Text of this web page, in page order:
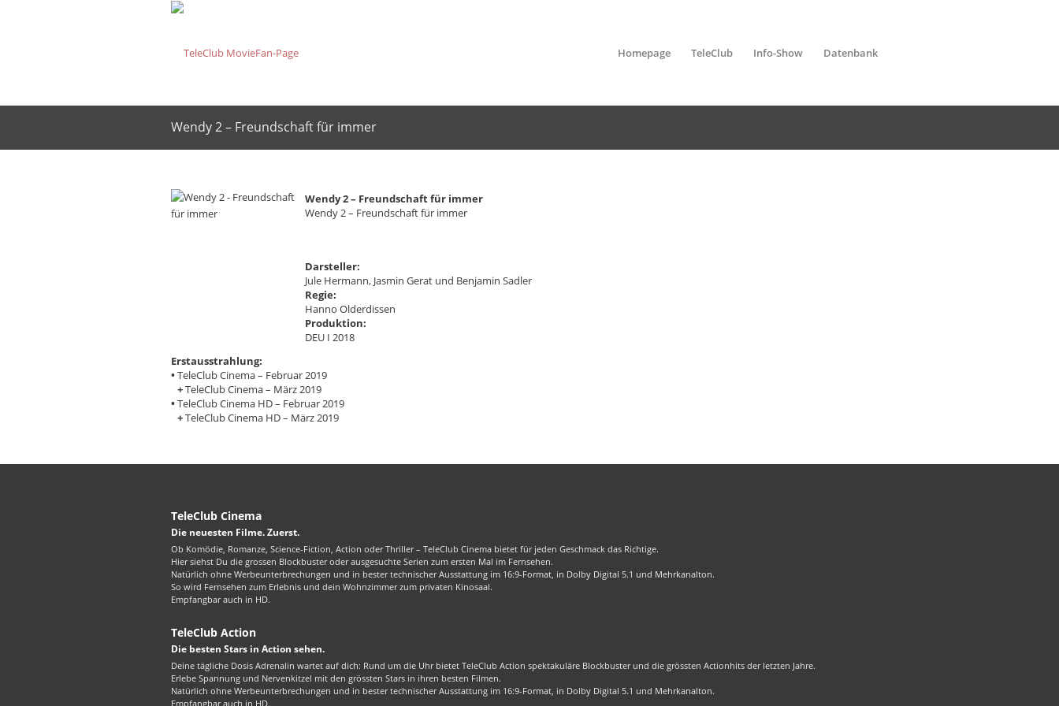
Homepage TeleClub Info-Show Datenbank
Wendy 2 – Freundschaft für immer
Wendy 2 – Freundschaft für immer
Wendy 2 – Freundschaft für immer
Darsteller:
Jule Hermann, Jasmin Gerat und Benjamin Sadler
Regie:
Hanno Olderdissen
Produktion:
DEU I 2018
Erstausstrahlung:
•TeleClub Cinema – Februar 2019
+TeleClub Cinema – März 2019
•TeleClub Cinema HD – Februar 2019
+TeleClub Cinema HD – März 2019
TeleClub Cinema
Die neuesten Filme. Zuerst.
Ob Komödie, Romanze, Science-Fiction, Action oder Thriller – TeleClub Cinema bietet für jeden Geschmack das Richtige.
Hier siehst Du die grossen Blockbuster oder ausgesuchte Serien zum ersten Mal im Fernsehen.
Natürlich ohne Werbeunterbrechungen und in bester technischer Ausstattung im 16:9-Format, in Dolby Digital 5.1 und Mehrkanalton.
So wird Fernsehen zum Erlebnis und dein Wohnzimmer zum privaten Kinosaal.
Empfangbar auch in HD.
TeleClub Action
Die besten Stars in Action sehen.
Deine tägliche Dosis Adrenalin wartet auf dich: Rund um die Uhr bietet TeleClub Action spektakuläre Blockbuster und die grössten Actionhits der letzten Jahre.
Erlebe Spannung und Nervenkitzel mit den grössten Stars in ihren besten Filmen.
Natürlich ohne Werbeunterbrechungen und in bester technischer Ausstattung im 16:9-Format, in Dolby Digital 5.1 und Mehrkanalton.
Empfangbar auch in HD.